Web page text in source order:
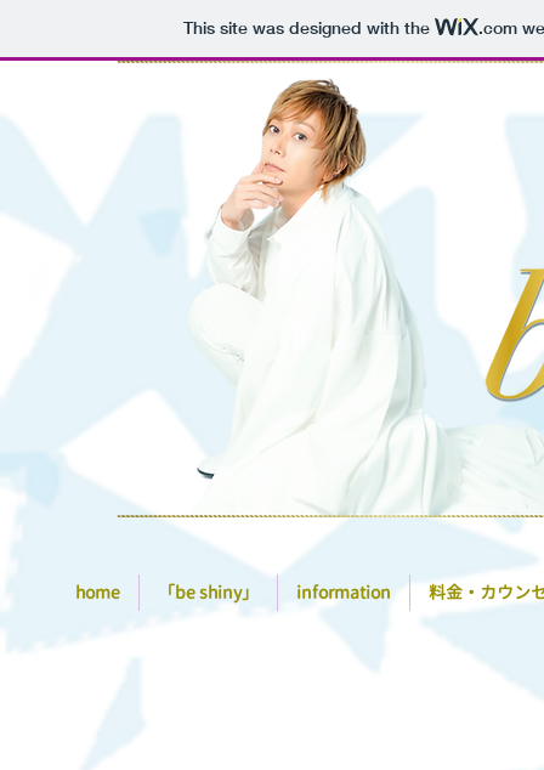
This site was designed with the .com
home 「be shiny」 information 料金・カウン